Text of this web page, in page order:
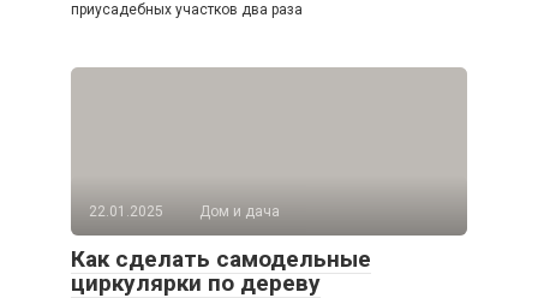
приусадебных участков два раза
22.01.2025 Дом и дача
Как сделать самодельные
циркулярки по дереву